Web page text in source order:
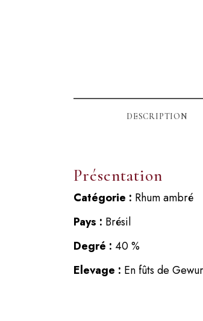
DESCRIPTION
Présentation
Catégorie : Rhum ambré
Pays : Brésil
Degré : 40 %
Elevage : En fûts de